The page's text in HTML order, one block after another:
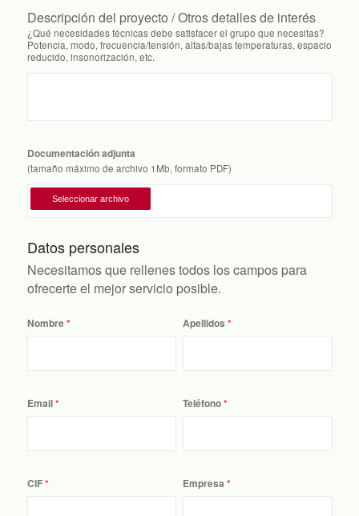
Descripción del proyecto / Otros detalles de interés
¿Qué necesidades técnicas debe satisfacer el grupo que necesitas?
Potencia, modo, frecuencia/tensión, altas/bajas temperaturas, espacio
reducido, insonorización, etc.
Documentación adjunta
(tamaño máximo de archivo 1Mb, formato PDF)
Datos personales
Necesitamos que rellenes todos los campos para
ofrecerte el mejor servicio posible.
Nombre Apellidos
Email Teléfono
CIF Empresa